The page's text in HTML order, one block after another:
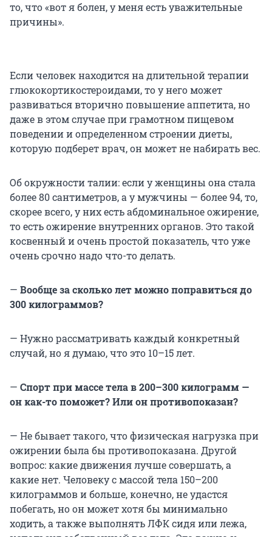
то, что «вот я болен, у меня есть уважительные
причины».
Если человек находится на длительной терапии
глюкокортикостероидами, то у него может
развиваться вторично повышение аппетита, но
даже в этом случае при грамотном пищевом
поведении и определенном строении диеты,
которую подберет врач, он может не набирать вес.
Об окружности талии: если у женщины она стала
более 80 сантиметров, а у мужчины — более 94, то,
скорее всего, у них есть абдоминальное ожирение,
то есть ожирение внутренних органов. Это такой
косвенный и очень простой показатель, что уже
очень срочно надо что-то делать.
— Вообще за сколько лет можно поправиться до
300 килограммов?
— Нужно рассматривать каждый конкретный
случай, но я думаю, что это 10–15 лет.
— Спорт при массе тела в 200–300 килограмм —
он как-то поможет? Или он противопоказан?
— Не бывает такого, что физическая нагрузка при
ожирении была бы противопоказана. Другой
вопрос: какие движения лучше совершать, а
какие нет. Человеку с массой тела 150–200
килограммов и больше, конечно, не удастся
побегать, но он может хотя бы минимально
ходить, а также выполнять ЛФК сидя или лежа,